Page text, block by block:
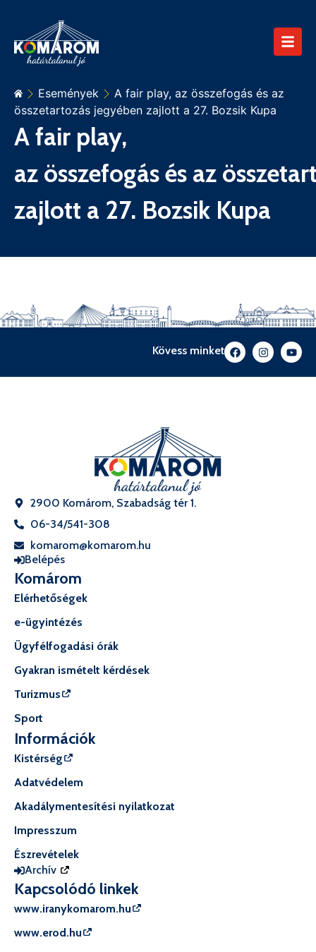
Események
A fair play, az összefogás és az
összetartozás jegyében zajlott a 27. Bozsik Kupa
A fair play,
az összefogás és az
zajlott a 27. Bozsik Kupa
Kövess minket
2900 Komárom, Szabadság tér 1.
06-34/541-308
komarom@komarom.hu
Belépés
Komárom
Elérhetőségek
e-ügyintézés
Ügyfélfogadási órák
Gyakran ismételt kérdések
Turizmus
Sport
Információk
Kistérség
Adatvédelem
Akadálymentesítési nyilatkozat
Impresszum
Észrevételek
Archív
Kapcsolódó linkek
www.iranykomarom.hu
www.erod.hu